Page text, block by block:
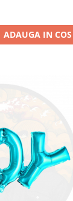
ADAUGA IN COS